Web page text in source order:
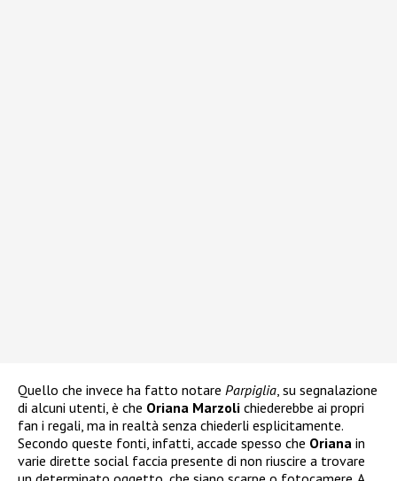
Quello che invece ha fatto notare Parpiglia, su segnalazione
di alcuni utenti, è che Oriana Marzoli chiederebbe ai propri
fan i regali, ma in realtà senza chiederli esplicitamente.
Secondo queste fonti, infatti, accade spesso che Oriana in
varie dirette social faccia presente di non riuscire a trovare